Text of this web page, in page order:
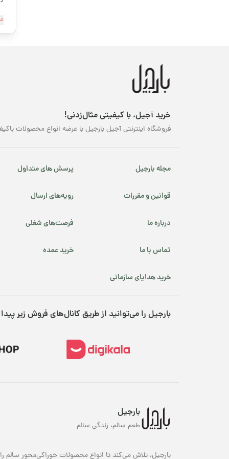
پسته شامی
خرید آجیل، با کیفیتی مثال‌زدنی!
فروشگاه اینترنتی آجیل بارجیل با عرضه انواع محصولات
مجله بارجیل پرسش های متداول
قوانین و مقررات رویه‌های ارسال
درباره ما فرصت‌های شغلی
تماس با ما خرید عمده
خرید هدایای سازمانی
بارجیل را می‌توانید از طریق کانال‌های فروش زیر
بارجیل
طعم سالم، زندگی سالم
بارجیل، تلاش می‌کند تا انواع محصولات خوراکی‌محور سالم